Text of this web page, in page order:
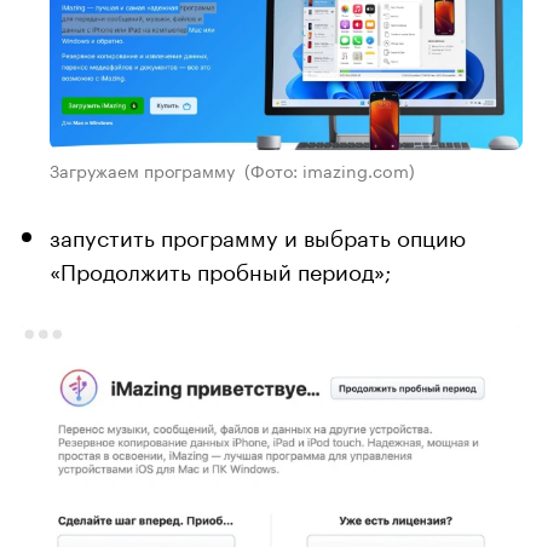
Загружаем программу (Фото: imazing.com)
запустить программу и выбрать опцию
«Продолжить пробный период»;